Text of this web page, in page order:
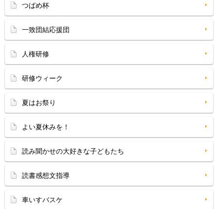
つばめ杯
一致団結応援団
人権研修
研修ウィーク
夏はお祭り
よい夏休みを！
読み聞かせの大好きな子どもたち
読書感想文指導
車いすバスケ